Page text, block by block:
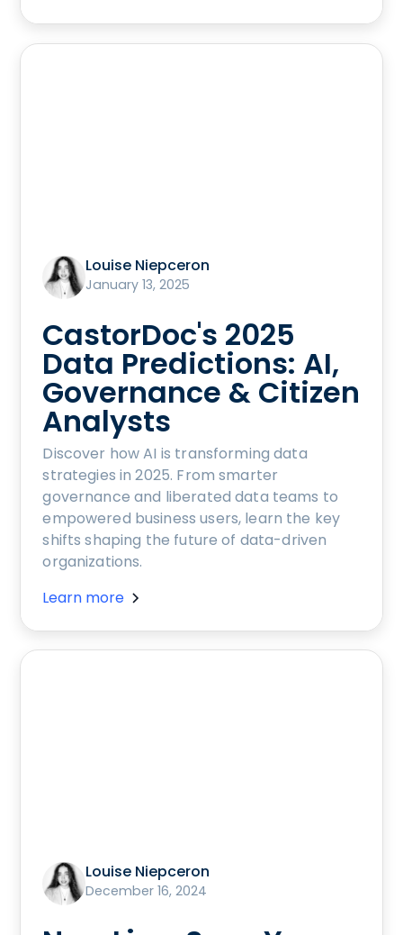
Louise Niepceron
January 13, 2025
CastorDoc's 2025
Data Predictions: AI,
Governance & Citizen
Analysts
Discover how AI is transforming data
strategies in 2025. From smarter
governance and liberated data teams to
empowered business users, learn the key
shifts shaping the future of data-driven
organizations.
Learn more
Louise Niepceron
December 16, 2024